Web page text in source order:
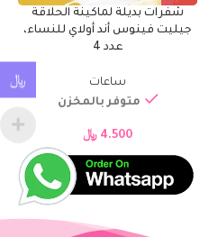
شفرات بديلة لماكينة الحلاقة
جيليت فينوس أند أولاي للنساء،
عدد 4
ساعات
متوفر بالمخزن
4.500 ﷼
﷼